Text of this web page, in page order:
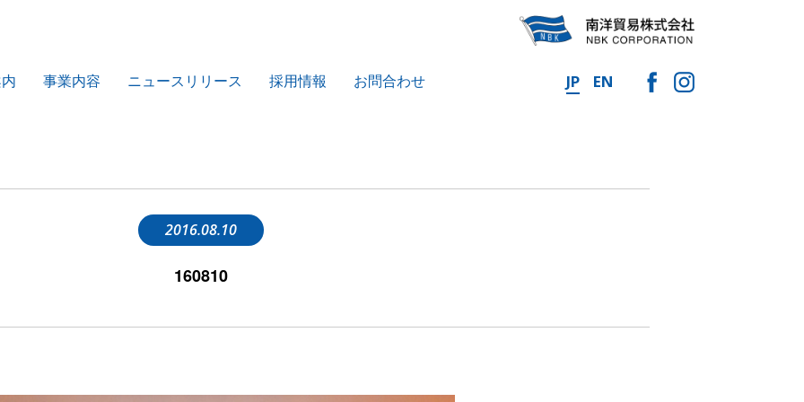
事業内容 ニュースリリース 採用情報 お問合わせ JP EN
2016.08.10
160810